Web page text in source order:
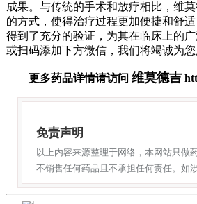
成果。与传统的手术和放疗相比，维
的方式，使得治疗过程更加便捷和舒
得到了充分的验证，为其在临床上的
或扫码添加下方微信，我们将竭诚为您
更多药品详情请访问 维莫德吉
免责声明
以上内容来源整理于网络，本网站只做
不销售任何药品且不承担任何责任。如